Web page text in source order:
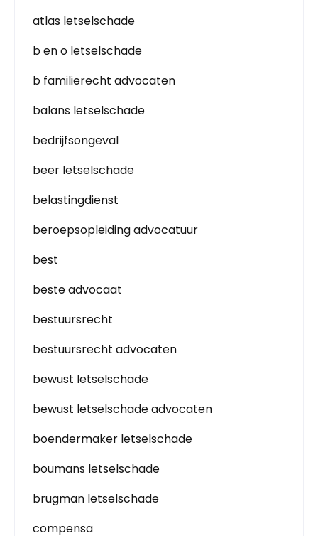
atlas letselschade
b en o letselschade
b familierecht advocaten
balans letselschade
bedrijfsongeval
beer letselschade
belastingdienst
beroepsopleiding advocatuur
best
beste advocaat
bestuursrecht
bestuursrecht advocaten
bewust letselschade
bewust letselschade advocaten
boendermaker letselschade
boumans letselschade
brugman letselschade
compensa